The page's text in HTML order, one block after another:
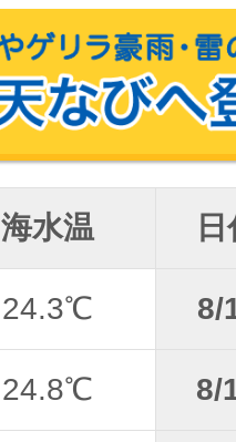
海水温
24.3℃ 8/
24.8℃ 8/